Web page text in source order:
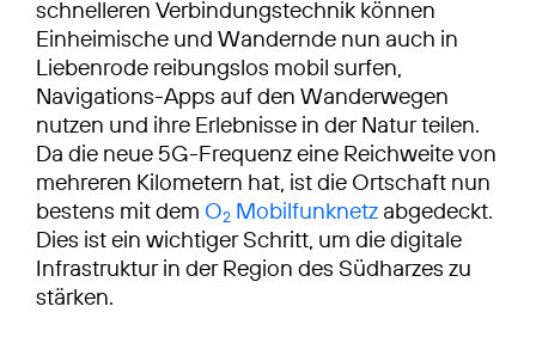
schnelleren Verbindungstechnik können
Einheimische und Wandernde nun auch in
Liebenrode reibungslos mobil surfen,
Navigations-Apps auf den Wanderwegen
nutzen und ihre Erlebnisse in der Natur teilen.
Da die neue 5G-Frequenz eine Reichweite von
mehreren Kilometern hat, ist die Ortschaft nun
bestens mit dem O2 Mobilfunknetz abgedeckt.
Dies ist ein wichtiger Schritt, um die digitale
Infrastruktur in der Region des Südharzes zu
stärken.